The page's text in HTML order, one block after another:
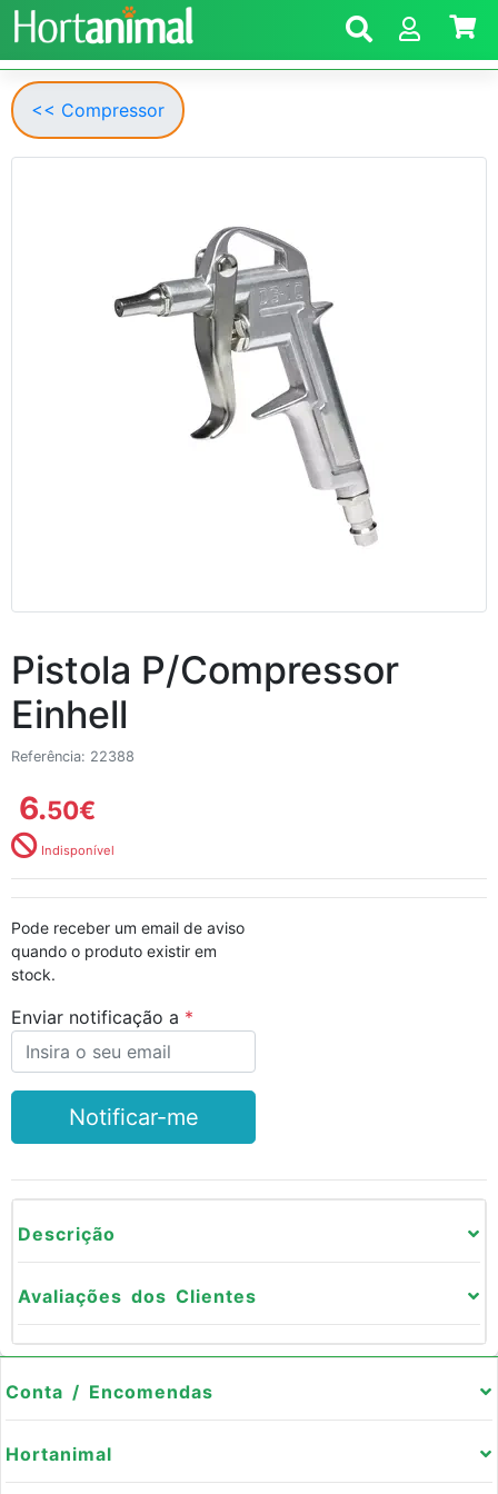
<< Compressor
Pistola P/Compressor
Einhell
Referência: 22388
6.50€
Indisponível
Pode receber um email de aviso
quando o produto existir em
stock.
Enviar notificação a
Notificar-me
Descrição
Avaliações dos Clientes
Conta / Encomendas
Hortanimal